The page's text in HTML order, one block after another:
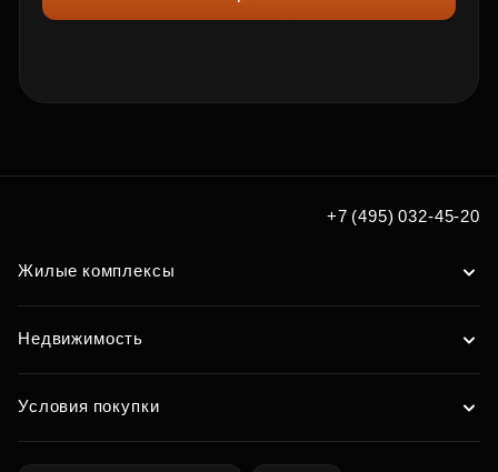
+7 (495) 032-45-20
Жилые комплексы
Недвижимость
Условия покупки